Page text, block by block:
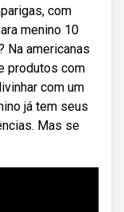
com
menino 10
Na americanas
produtos com
com um
já tem seus
Mas se